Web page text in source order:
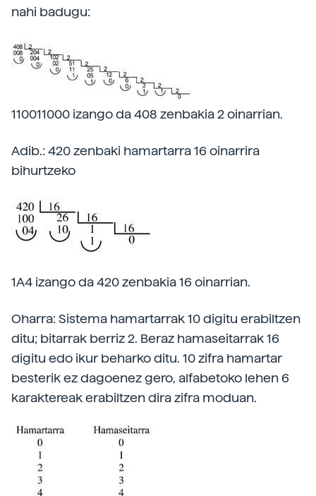
nahi badugu:
110011000 izango da 408 zenbakia 2 oinarrian.
Adib.: 420 zenbaki hamartarra 16 oinarrira
bihurtzeko
1A4 izango da 420 zenbakia 16 oinarrian.
Oharra: Sistema hamartarrak 10 digitu erabiltzen
ditu; bitarrak berriz 2. Beraz hamaseitarrak 16
digitu edo ikur beharko ditu. 10 zifra hamartar
besterik ez dagoenez gero, alfabetoko lehen 6
karaktereak erabiltzen dira zifra moduan.